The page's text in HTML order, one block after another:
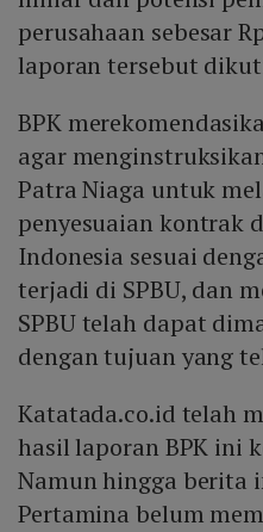
perusahaan sebesar
laporan tersebut
BPK
agar
Patra Niaga untuk
penyesuaian kontrak
Indonesia sesuai
terjadi di SPBU, dan
SPBU telah dapat
dengan tujuan yang
Katatada.co.id telah
hasil laporan BPK ini
Namun hingga berita
Pertamina belum